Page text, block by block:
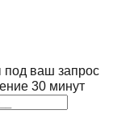
под ваш запрос
30 минут